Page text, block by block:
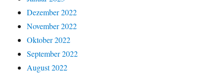
Dezember 2022
November 2022
Oktober 2022
September 2022
August 2022